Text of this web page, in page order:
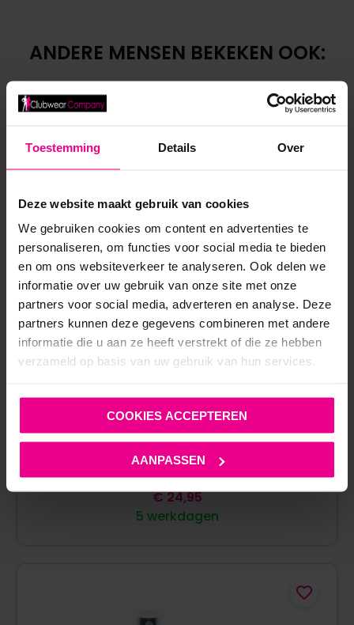
Toestemming Details Over
Deze website maakt gebruik van cookies
We gebruiken cookies om content en advertenties te
personaliseren, om functies voor social media te bieden
en om ons websiteverkeer te analyseren. Ook delen we
informatie over uw gebruik van onze site met onze
partners voor social media, adverteren en analyse. Deze
partners kunnen deze gegevens combineren met andere
informatie die u aan ze heeft verstrekt of die ze hebben
verzameld op basis van uw gebruik van hun services.
COOKIES ACCEPTEREN
AANPASSEN
ANDERE MENSEN BEKEKEN OOK:
COTTELLI COLLECTION – SILICONEN BORSTEN – 160
GRAM
5 werkdagen
€24,95